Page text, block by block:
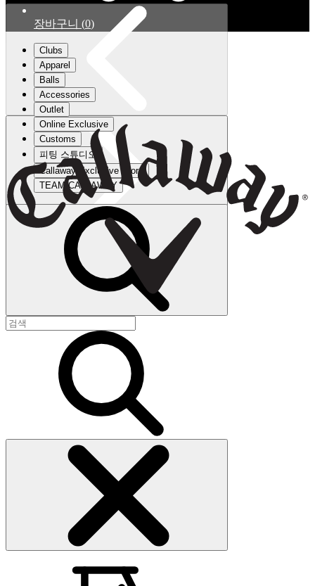
장바구니 (0)
Clubs
Apparel
Balls
Accessories
Outlet
Online Exclusive
Customs
피팅 스튜디오
Callaway Exclusive Store
TEAM CALLAWAY